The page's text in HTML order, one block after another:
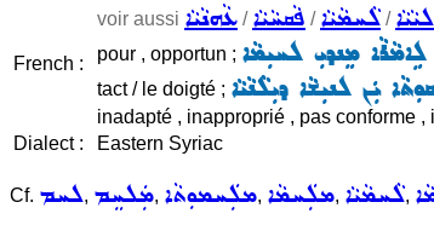
French :
voir aussi ܥܵܗܢܵܝܵܐ /ܦܵܩܚܵܝܵܐ /ܠܵܚܡܵܝܵܐ /
pour , opportun ; ܡܸܢܕܝܼ ܠܚܝܼܡܵܐ
tact / le doigté ; ܝܲܢ ܠܢܝܼܫܵܐ ܕܝܼܠܵܢܵܝܵܐ
inadapté , inapproprié , pas conforme
Dialect :
Eastern Syriac
Cf. ܠܚܡ, ܡܲܠܚܸܡ, ܡܠܲܚܡܘܼܬܵܐ, ܡܠܲܚܡܵܐ, ܠܵܚܡܵܝܵܐ,